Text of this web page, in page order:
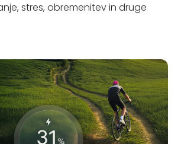
stres, obremenitev in druge